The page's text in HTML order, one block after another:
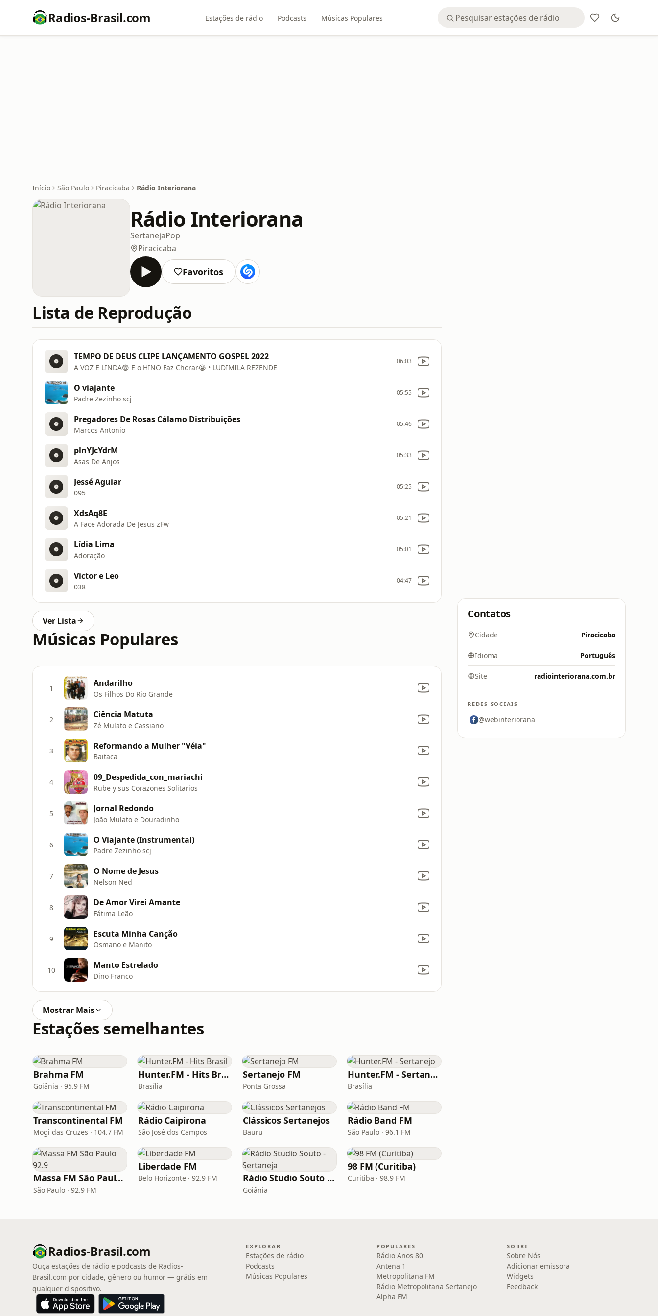
Radios-Brasil.com Estações de rádio Podcasts Músicas Populares
Início São Paulo Piracicaba Rádio Interiorana
Rádio Interiorana
SertanejaPop
Piracicaba
Favoritos
Lista de Reprodução
TEMPO DE DEUS CLIPE LANÇAMENTO GOSPEL 2022
A VOZ E LINDA😨 E o HINO Faz Chorar😭 • LUDIMILA REZENDE
06:03
O viajante
Padre Zezinho scj
05:55
Pregadores De Rosas Cálamo Distribuições
Marcos Antonio
05:46
plnYJcYdrM
Asas De Anjos
05:33
Jessé Aguiar
095
05:25
XdsAq8E
A Face Adorada De Jesus zFw
05:21
Lídia Lima
Adoração
05:01
Victor e Leo
038
04:47
Ver Lista
Músicas Populares
1 Andarilho
Os Filhos Do Rio Grande
2 Ciência Matuta
Zé Mulato e Cassiano
3 Reformando a Mulher "Véia"
Baitaca
4 09_Despedida_con_mariachi
Rube y sus Corazones Solitarios
5 Jornal Redondo
João Mulato e Douradinho
6 O Viajante (Instrumental)
Padre Zezinho scj
7 O Nome de Jesus
Nelson Ned
8 De Amor Virei Amante
Fátima Leão
9 Escuta Minha Canção
Osmano e Manito
10 Manto Estrelado
Dino Franco
Mostrar Mais
Estações semelhantes
Brahma FM
Goiânia · 95.9 FM
Hunter.FM - Hits Brasil
Brasília
Sertanejo FM
Ponta Grossa
Hunter.FM - Sertanejo
Brasília
Transcontinental FM
Mogi das Cruzes · 104.7 FM
Rádio Caipirona
São José dos Campos
Clássicos Sertanejos
Bauru
Rádio Band FM
São Paulo · 96.1 FM
Massa FM São Paulo 92.9
São Paulo · 92.9 FM
Liberdade FM
Belo Horizonte · 92.9 FM Rádio Studio Souto - Sertaneja
Goiânia
98 FM (Curitiba)
Curitiba · 98.9 FM
Contatos
Cidade Piracicaba
Idioma Português
Site radiointeriorana.com.br
REDES SOCIAIS
@webinteriorana
Radios-Brasil.com
Ouça estações de rádio e podcasts de Radios-
Brasil.com por cidade, gênero ou humor — grátis em
qualquer dispositivo.
EXPLORAR
Estações de rádio
Podcasts
Músicas Populares
POPULARES
Rádio Anos 80
Antena 1
Metropolitana FM
Rádio Metropolitana Sertanejo
Alpha FM
SOBRE
Sobre Nós
Adicionar emissora
Widgets
Feedback